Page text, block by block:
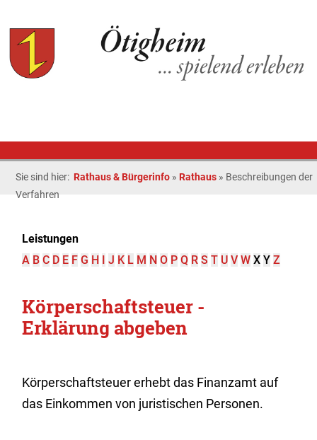
Sie sind hier: Rathaus & Bürgerinfo » Rathaus » Beschreibungen der
Verfahren
Leistungen
A B C D E F G H I J K L M N O P Q R S T U V W X Y Z
Körperschaftsteuer -
Erklärung abgeben
Körperschaftsteuer erhebt das Finanzamt auf
das Einkommen von juristischen Personen.